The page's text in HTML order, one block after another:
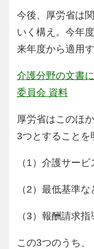
今後、厚労省は
いく構え。今年
来年度から適用
介護分野の文書
委員会 資料
厚労省はこのほ
3つとすることを
（1）介護サー
（2）最低基準
（3）報酬請求指
この3つのうち